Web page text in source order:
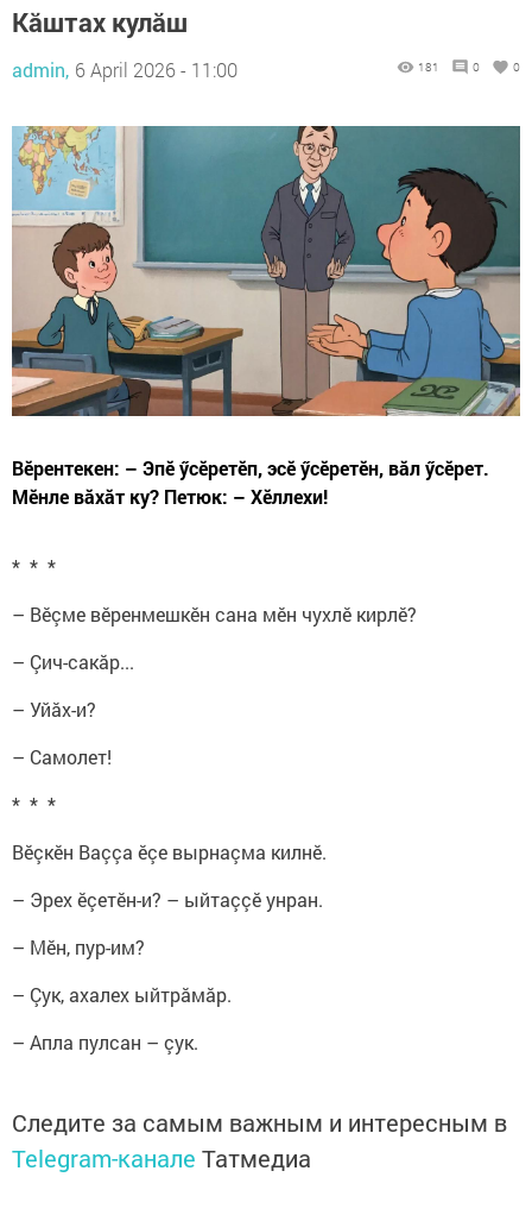
Кăштах кулăш
admin, 6 April 2026 - 11:00 181 0 0
Вӗрентекен: – Эпӗ ӳсӗретӗп, эсӗ ӳсӗретӗн, вăл ӳсӗрет.
Мӗнле вăхăт ку? Петюк: – Хӗллехи!
* * *
– Вӗçме вӗренмешкӗн сана мӗн чухлӗ кирлӗ?
– Çич-сакăр...
– Уйăх-и?
– Самолет!
* * *
Вӗçкӗн Ваççа ӗçе вырнаçма килнӗ.
– Эрех ӗçетӗн-и? – ыйтаççӗ унран.
– Мӗн, пур-им?
– Çук, ахалех ыйтрăмăр.
– Апла пулсан – çук.
Следите за самым важным и интересным в
Telegram-канале Татмедиа